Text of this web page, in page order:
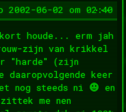
2002-06-02 om 02:40
houde... erm jah
zijn van krikkel
"harde" (zijn
daaropvolgende keer
nog steeds ni
en
me nen
...